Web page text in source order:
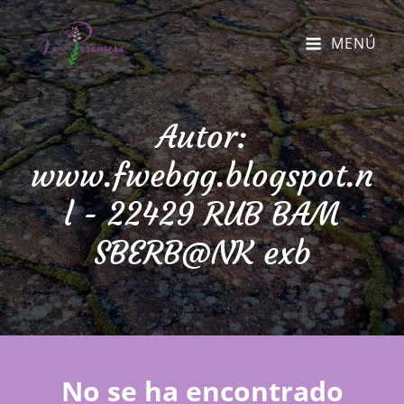
MENÚ
Autor:
www.fwebgg.blogspot.n
l - 22429 RUB BAM
SBERB@NK exb
No se ha encontrado